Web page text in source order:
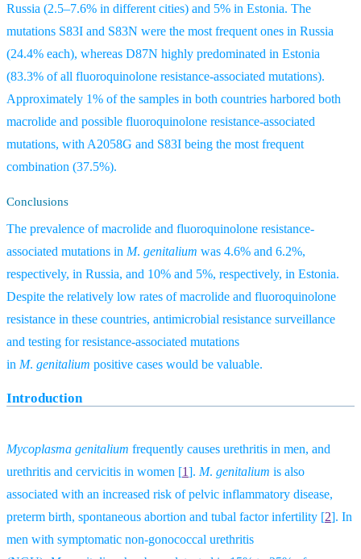
Russia (2.5–7.6% in different cities) and 5% in Estonia. The
mutations S83I and S83N were the most frequent ones in Russia
(24.4% each), whereas D87N highly predominated in Estonia
(83.3% of all fluoroquinolone resistance-associated mutations).
Approximately 1% of the samples in both countries harbored both
macrolide and possible fluoroquinolone resistance-associated
mutations, with A2058G and S83I being the most frequent
combination (37.5%).
Conclusions
The prevalence of macrolide and fluoroquinolone resistance-
associated mutations in M. genitalium was 4.6% and 6.2%,
respectively, in Russia, and 10% and 5%, respectively, in Estonia.
Despite the relatively low rates of macrolide and fluoroquinolone
resistance in these countries, antimicrobial resistance surveillance
and testing for resistance-associated mutations
in M. genitalium positive cases would be valuable.
Introduction
Mycoplasma genitalium frequently causes urethritis in men, and
urethritis and cervicitis in women [1]. M. genitalium is also
associated with an increased risk of pelvic inflammatory disease,
preterm birth, spontaneous abortion and tubal factor infertility [2]. In
men with symptomatic non-gonococcal urethritis